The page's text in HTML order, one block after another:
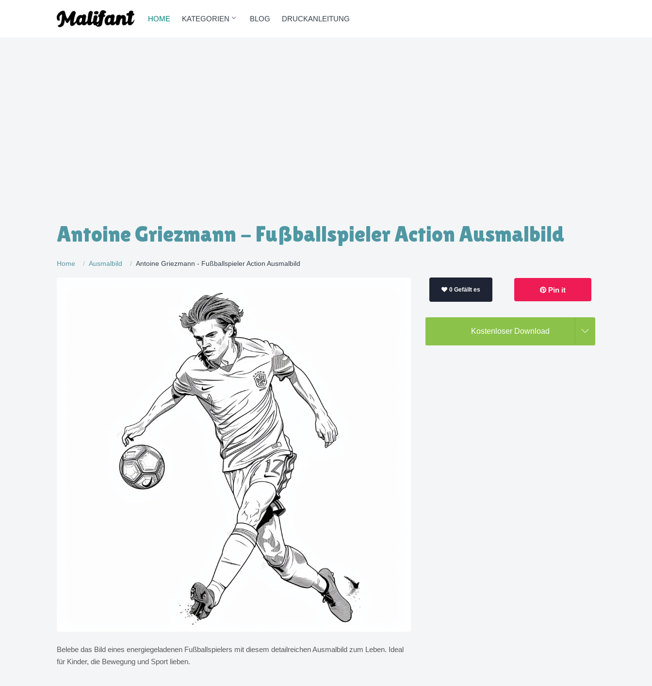
HOME KATEGORIEN BLOG DRUCKANLEITUNG
Antoine Griezmann - Fußballspieler Action Ausmalbild
Home Ausmalbild Antoine Griezmann - Fußballspieler Action Ausmalbild
Belebe das Bild eines energiegeladenen Fußballspielers mit diesem detailreichen Ausmalbild zum Leben. Ideal
für Kinder, die Bewegung und Sport lieben.
0 Gefällt es Pin it
Kostenloser Download